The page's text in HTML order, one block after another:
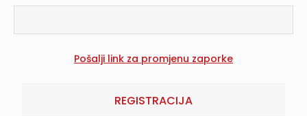
REGISTRACIJA